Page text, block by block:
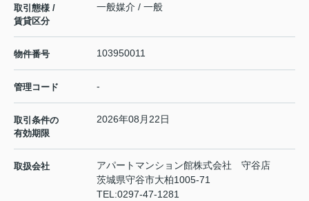
取引態様 /
賃貸区分
一般媒介 / 一般
物件番号 103950011
管理コード -
取引条件の
有効期限
2026年08月22日
取扱会社
アパートマンション館株式会社 守谷店
茨城県守谷市大柏1005-71
TEL:0297-47-1281